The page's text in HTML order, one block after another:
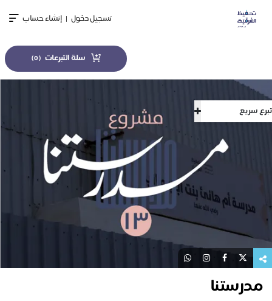
تبرع سريع
تسجيل دخول | إنشاء حساب
سلة التبرعات (
0
)
مدرستنا